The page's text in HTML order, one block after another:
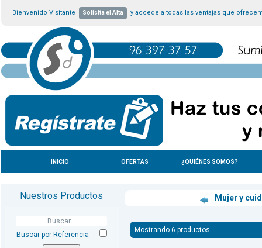
Bienvenido Visitante Solicita el Alta y accede a todas las ventajas que
INICIO OFERTAS ¿QUIÉNES SOMOS?
Nuestros Productos
Buscar por Referencia
Mujer y
Mostrando 6 productos